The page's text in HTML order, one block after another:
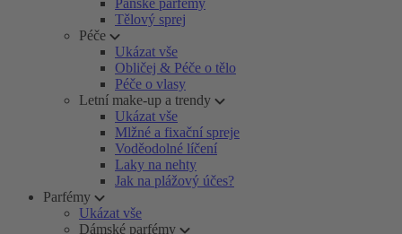
Pánské parfémy
Tělový sprej
Péče
Ukázat vše
Obličej & Péče o tělo
Péče o vlasy
Letní make-up a trendy
Ukázat vše
Mlžné a fixační spreje
Voděodolné líčení
Laky na nehty
Jak na plážový účes?
Parfémy
Ukázat vše
Dámské parfémy